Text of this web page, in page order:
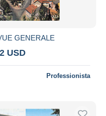
GENERALE
USD
Professionista